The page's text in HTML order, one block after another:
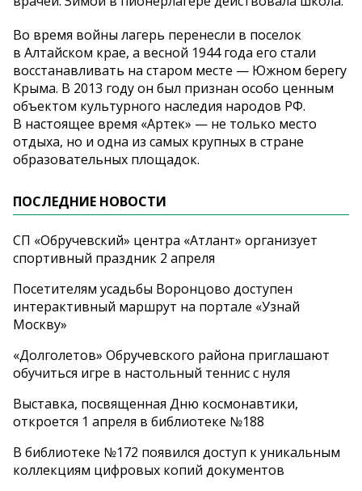
Во время войны лагерь перенесли в поселок
в Алтайском крае, а весной 1944 года его стали
восстанавливать на старом месте — Южном берегу
Крыма. В 2013 году он был признан особо ценным
объектом культурного наследия народов РФ.
В настоящее время «Артек» — не только место
отдыха, но и одна из самых крупных в стране
образовательных площадок.
ПОСЛЕДНИЕ НОВОСТИ
СП «Обручевский» центра «Атлант» организует
спортивный праздник 2 апреля
Посетителям усадьбы Воронцово доступен
интерактивный маршрут на портале «Узнай
Москву»
«Долголетов» Обручевского района приглашают
обучиться игре в настольный теннис с нуля
Выставка, посвященная Дню космонавтики,
откроется 1 апреля в библиотеке №188
В библиотеке №172 появился доступ к уникальным
коллекциям цифровых копий документов